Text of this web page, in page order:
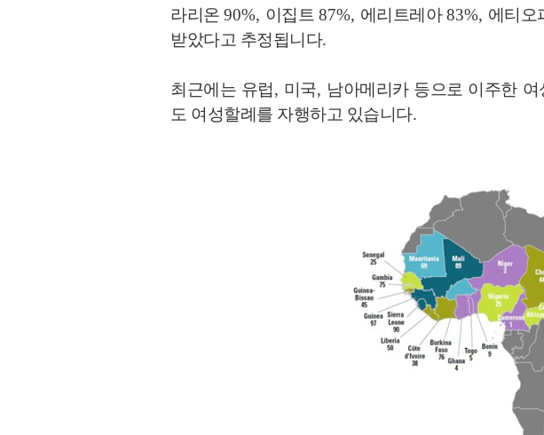
라리온90%, 이집트87%, 에리트레아83%, 에티오
받았다고 추정됩니다.
최근에는 유럽, 미국, 남아메리카 등으로 이주한
도 여성할례를 자행하고 있습니다.